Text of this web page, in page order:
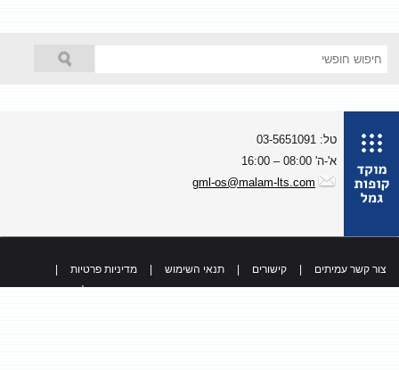
טל: 03-5651091
א'-ה' 08:00 – 16:00
gml-os@malam-lts.com
צור קשר עמיתים קישורים תנאי השימוש מדיניות פרטיות
כל הזכויות שמורות